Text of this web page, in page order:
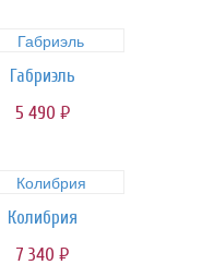
Габриэль
5 490 руб.
Колибрия
7 340 руб.